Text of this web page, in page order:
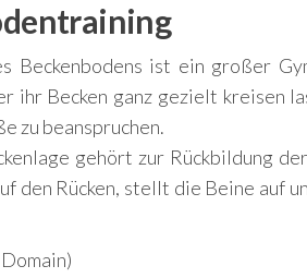
Beckenbodens ist ein großer
Becken ganz gezielt kreisen
zu beanspruchen.
gehört zur Rückbildung
den Rücken, stellt die Beine auf